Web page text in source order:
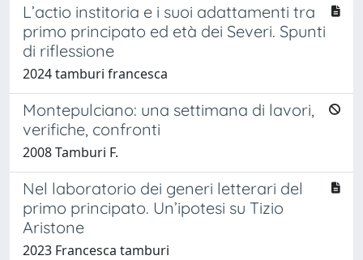
L’actio institoria e i suoi adattamenti tra
primo principato ed età dei Severi. Spunti
di riflessione
2024 tamburi francesca
Montepulciano: una settimana di lavori,
verifiche, confronti
2008 Tamburi F.
Nel laboratorio dei generi letterari del
primo principato. Un’ipotesi su Tizio
Aristone
2023 Francesca tamburi